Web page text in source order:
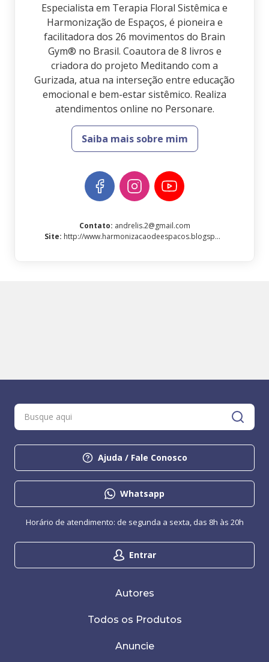
Especialista em Terapia Floral Sistêmica e
Harmonização de Espaços, é pioneira e
facilitadora dos 26 movimentos do Brain
Gym® no Brasil. Coautora de 8 livros e
criadora do projeto Meditando com a
Gurizada, atua na interseção entre educação
emocional e bem-estar sistêmico. Realiza
atendimentos online no Personare.
Saiba mais sobre mim
Contato: andrelis.2@gmail.com
Site: http://www.harmonizacaodeespacos.blogspot.com.br
Ajuda / Fale Conosco
Whatsapp
Entrar
Horário de atendimento: de segunda a sexta, das 8h às 20h
Autores
Todos os Produtos
Anuncie